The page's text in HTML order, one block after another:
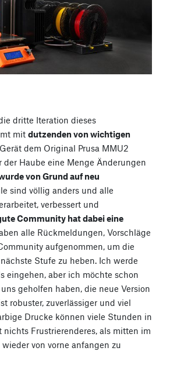
dritte Iteration dieses
mit dutzenden von wichtigen
dem Original Prusa MMU2
Haube eine Menge Änderungen
von Grund auf neu
sind völlig anders und alle
verbessert und
Community hat dabei eine
alle Rückmeldungen, Vorschläge
aufgenommen, um die
Stufe zu heben. Ich werde
eingehen, aber ich möchte schon
geholfen haben, die neue Version
robuster, zuverlässiger und viel
Drucke können viele Stunden in
Frustrierenderes, als mitten im
von vorne anfangen zu